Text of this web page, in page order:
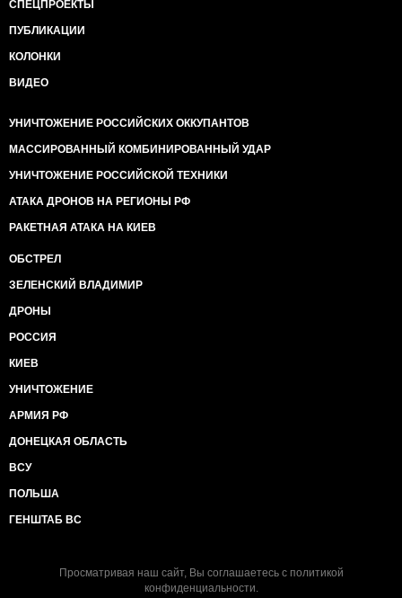
СПЕЦПРОЕКТЫ
ПУБЛИКАЦИИ
КОЛОНКИ
ВИДЕО
УНИЧТОЖЕНИЕ РОССИЙСКИХ ОККУПАНТОВ
МАССИРОВАННЫЙ КОМБИНИРОВАННЫЙ УДАР
УНИЧТОЖЕНИЕ РОССИЙСКОЙ ТЕХНИКИ
АТАКА ДРОНОВ НА РЕГИОНЫ РФ
РАКЕТНАЯ АТАКА НА КИЕВ
ОБСТРЕЛ
ЗЕЛЕНСКИЙ ВЛАДИМИР
ДРОНЫ
РОССИЯ
КИЕВ
УНИЧТОЖЕНИЕ
АРМИЯ РФ
ДОНЕЦКАЯ ОБЛАСТЬ
ВСУ
ПОЛЬША
ГЕНШТАБ ВС
Просматривая наш сайт, Вы соглашаетесь с политикой
конфиденциальности.